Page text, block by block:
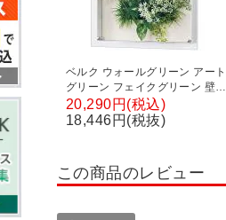
ベルク ウォールグリーン アート
グリーン フェイクグリーン 壁掛
け 立体グリーン 人工 造花
GR3710 幅400×奥行67×高さ
20,290円(税込)
18,446円(税抜)
この商品のレビュー